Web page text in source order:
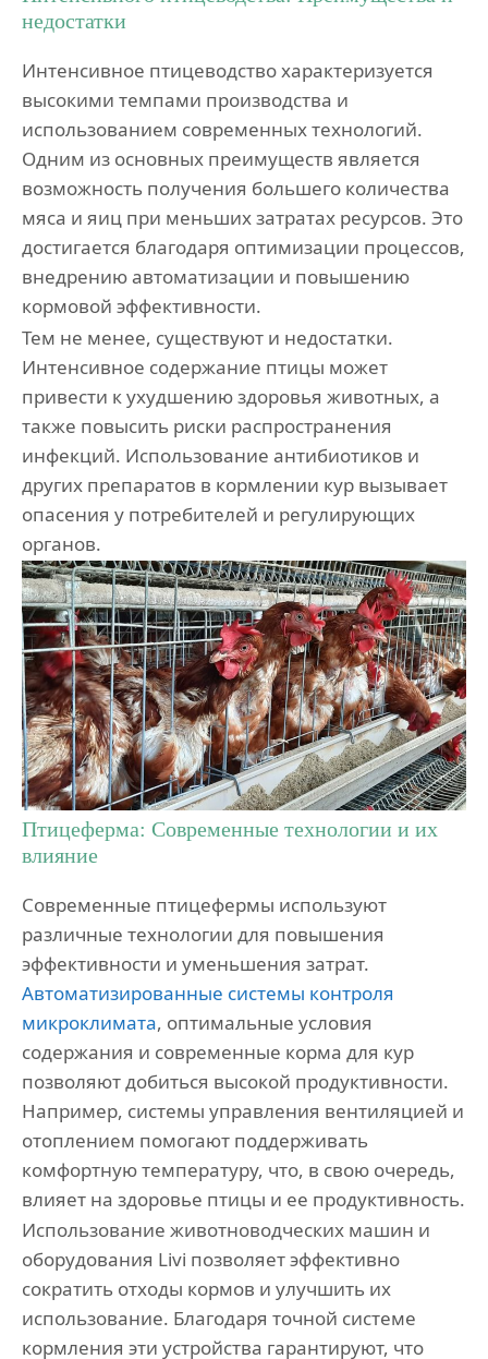
недостатки
Интенсивное птицеводство характеризуется
высокими темпами производства и
использованием современных технологий.
Одним из основных преимуществ является
возможность получения большего количества
мяса и яиц при меньших затратах ресурсов. Это
достигается благодаря оптимизации процессов,
внедрению автоматизации и повышению
кормовой эффективности.
Тем не менее, существуют и недостатки.
Интенсивное содержание птицы может
привести к ухудшению здоровья животных, а
также повысить риски распространения
инфекций. Использование антибиотиков и
других препаратов в кормлении кур вызывает
опасения у потребителей и регулирующих
органов.
Птицеферма: Современные технологии и их
влияние
Современные птицефермы используют
различные технологии для повышения
эффективности и уменьшения затрат.
Автоматизированные системы контроля
микроклимата, оптимальные условия
содержания и современные корма для кур
позволяют добиться высокой продуктивности.
Например, системы управления вентиляцией и
отоплением помогают поддерживать
комфортную температуру, что, в свою очередь,
влияет на здоровье птицы и ее продуктивность.
Использование животноводческих машин и
оборудования Livi позволяет эффективно
сократить отходы кормов и улучшить их
использование. Благодаря точной системе
кормления эти устройства гарантируют, что